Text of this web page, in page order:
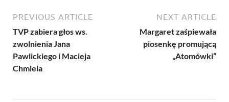
PREVIOUS ARTICLE
TVP zabiera głos ws.
zwolnienia Jana
Pawlickiego i Macieja
Chmiela
NEXT ARTICLE
Margaret zaśpiewała
piosenkę promującą
„Atomówki”